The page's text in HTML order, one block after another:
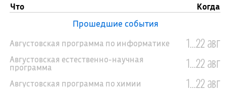
Что
Когда
Прошедшие события
Августовская программа по информатике
1...22 авг
Августовская естественно-научная
программа 1...22 авг
Августовская программа по химии 1...22 авг